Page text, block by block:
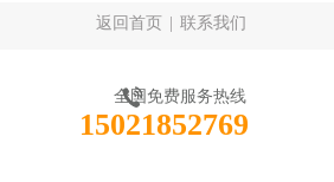
返回首页 联系我们
全国免费服务热线
15021852769